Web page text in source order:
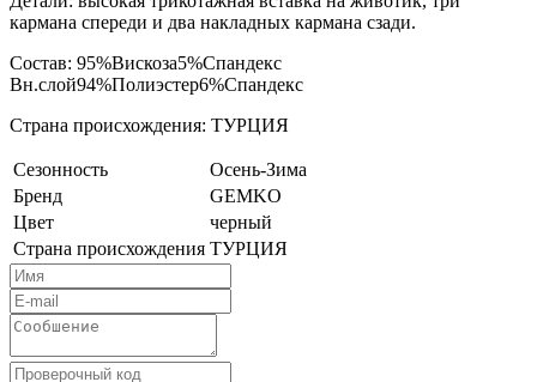
кармана спереди и два накладных кармана сзади.
Состав: 95%Вискоза5%Спандекс
Вн.слой94%Полиэстер6%Спандекс
Страна происхождения: ТУРЦИЯ
Сезонность
Осень-Зима
Бренд
GEMKO
Цвет
черный
Страна происхождения ТУРЦИЯ